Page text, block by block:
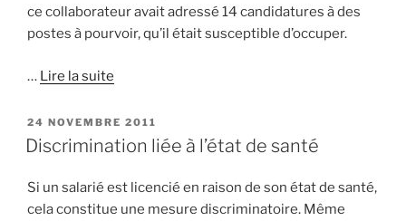
ce collaborateur avait adressé 14 candidatures à des
postes à pourvoir, qu’il était susceptible d’occuper.
… Lire la suite
PUBLIÉ
LE
24 NOVEMBRE 2011
Discrimination liée à l’état de santé
Si un salarié est licencié en raison de son état de santé,
cela constitue une mesure discriminatoire. Même